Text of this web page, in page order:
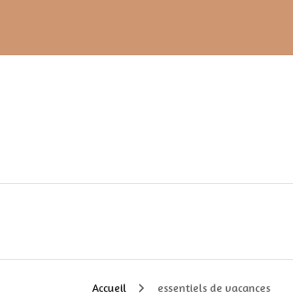
Accueil essentiels de vacances